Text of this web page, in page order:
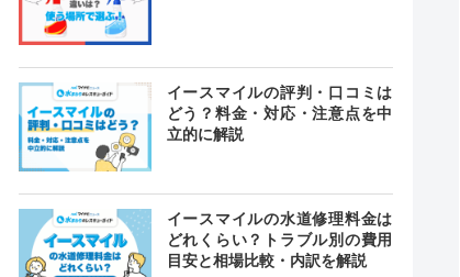
イースマイルの評判・口コミは
どう？料金・対応・注意点を中
立的に解説
イースマイルの水道修理料金は
どれくらい？トラブル別の費用
目安と相場比較・内訳を解説